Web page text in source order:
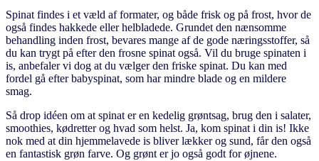
Spinat findes i et væld af formater, og både frisk og på frost, hvor de
også findes hakkede eller helbladede. Grundet den nænsomme
behandling inden frost, bevares mange af de gode næringsstoffer, så
du kan trygt på efter den frosne spinat også. Vil du bruge spinaten i
is, anbefaler vi dog at du vælger den friske spinat. Du kan med
fordel gå efter babyspinat, som har mindre blade og en mildere
smag.
Så drop idéen om at spinat er en kedelig grøntsag, brug den i salater,
smoothies, kødretter og hvad som helst. Ja, kom spinat i din is! Ikke
nok med at din hjemmelavede is bliver lækker og sund, får den også
en fantastisk grøn farve. Og grønt er jo også godt for øjnene.